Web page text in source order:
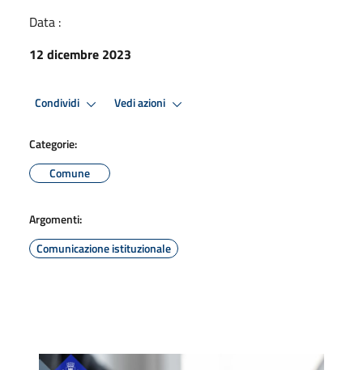
Data :
12 dicembre 2023
Condividi Vedi azioni
Categorie:
Comune
Argomenti:
Comunicazione istituzionale